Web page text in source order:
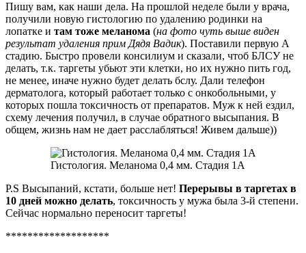
Пишу вам, как наши дела. На прошлой неделе были у врача,
получили новую гистологию по удалению родинки на
лопатке и там тоже меланома (на фото чуть выше виден
результат удаления прим Дядя Вадик). Поставили первую А
стадию. Быстро провели консилиум и сказали, чтоб БЛСУ не
делать, т.к. таргеты убьют эти клетки, но их нужно пить год,
не менее, иначе нужно будет делать бслу. Дали телефон
дерматолога, который работает только с онкобольными, у
которых пошла токсичность от препаратов. Муж к ней ездил,
схему лечения получил, в случае обратного высыпания. В
общем, жизнь нам не дает расслабляться! Живем дальше))
Гистология. Меланома 0,4 мм. Стадия 1А
P.S Высыпаний, кстати, больше нет! Перерывы в таргетах в
10 дней можно делать, токсичность у мужа была 3-й степени.
Сейчас нормально переносит таргеты!
*******************